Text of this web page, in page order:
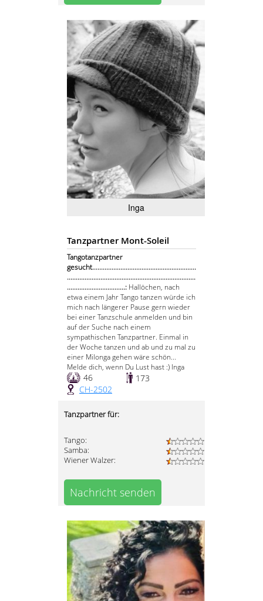
Inga
Tanzpartner Mont-Soleil
Tangotanzpartner
gesucht...........................................................
.........................................................................
.................................: Hallöchen, nach
etwa einem Jahr Tango tanzen würde ich
mich nach längerer Pause gern wieder
bei einer Tanzschule anmelden und bin
auf der Suche nach einem
sympathischen Tanzpartner. Einmal in
der Woche tanzen und ab und zu mal zu
einer Milonga gehen wäre schön...
Melde dich, wenn Du Lust hast :) Inga
46
173
CH-2502
Tanzpartner für:
Tango:
Samba:
Wiener Walzer:
Nachricht senden